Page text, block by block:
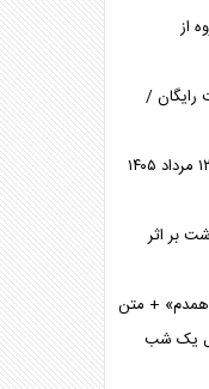
از
رایگان /
آخرین قیمت دلار، یورو و سایر ارز‌ها ۱۲ مرداد ۱۴۰۵
بر اثر
+ متن
یک شب